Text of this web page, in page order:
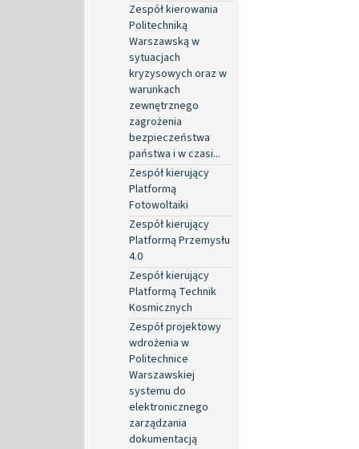
Zespół kierowania
Politechniką
Warszawską w
sytuacjach
kryzysowych oraz w
warunkach
zewnętrznego
zagrożenia
bezpieczeństwa
państwa i w czasi...
Zespół kierujący
Platformą
Fotowoltaiki
Zespół kierujący
Platformą Przemysłu
4.0
Zespół kierujący
Platformą Technik
Kosmicznych
Zespół projektowy
wdrożenia w
Politechnice
Warszawskiej
systemu do
elektronicznego
zarządzania
dokumentacją